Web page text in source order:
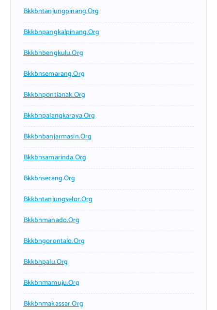
Bkkbntanjungpinang.org
Bkkbnpangkalpinang.org
Bkkbnbengkulu.org
Bkkbnsemarang.org
Bkkbnpontianak.org
Bkkbnpalangkaraya.org
Bkkbnbanjarmasin.org
Bkkbnsamarinda.org
Bkkbnserang.org
Bkkbntanjungselor.org
Bkkbnmanado.org
Bkkbngorontalo.org
Bkkbnpalu.org
Bkkbnmamuju.org
Bkkbnmakassar.org